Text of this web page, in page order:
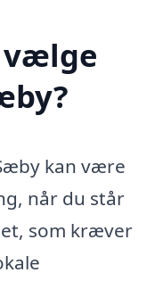
vælge
kan være
når du står
som kræver